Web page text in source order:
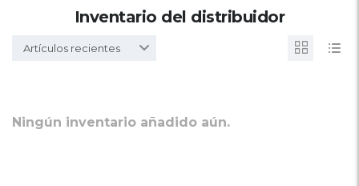
Inventario del distribuidor
Artículos recientes
Ningún inventario añadido aún.